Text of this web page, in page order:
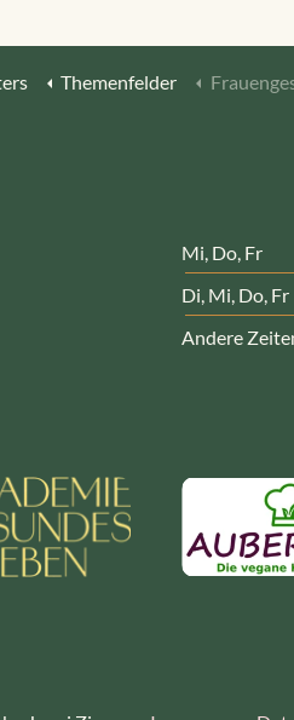
Themenfelder
Mi, Do, Fr
Di, Mi, Do, Fr
Andere